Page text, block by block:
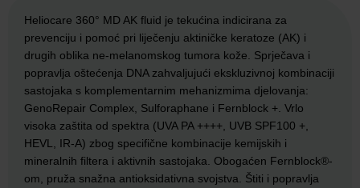
Heliocare 360° MD AK fluid je tekućina indicirana za
prevenciju i pomoć pri liječenju aktiničke keratoze (AK) i
drugih oblika ne-melanomskog tumora kože. Sprječava i
popravlja oštećenja DNA zahvaljujući ekskluzivnoj kombinaciji
sastojaka s komplementarnim mehanizmima djelovanja:
GenoRepair Complex, Sulforaphane i Fernblock +. Vrlo
visoka zaštita od spektra (UVA PA ++++, UVB SPF100 +,
HEVL, IR-A) zbog specifične kombinacije kemijskih i
mineralnih filtera i aktivnih sastojaka. Obogaćen Fernblock®-
om, pruža snažna antioksidativna svojstva. Štiti i popravlja